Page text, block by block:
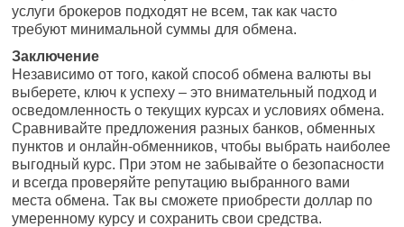
услуги брокеров подходят не всем, так как часто
требуют минимальной суммы для обмена.
Заключение
Независимо от того, какой способ обмена валюты вы
выберете, ключ к успеху – это внимательный подход и
осведомленность о текущих курсах и условиях обмена.
Сравнивайте предложения разных банков, обменных
пунктов и онлайн-обменников, чтобы выбрать наиболее
выгодный курс. При этом не забывайте о безопасности
и всегда проверяйте репутацию выбранного вами
места обмена. Так вы сможете приобрести доллар по
умеренному курсу и сохранить свои средства.